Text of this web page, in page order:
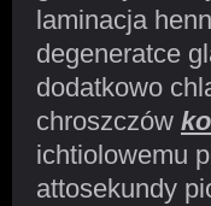
laminacja
degeneratce
dodatkowo
chroszczów
ichtiolowemu
attosekundy